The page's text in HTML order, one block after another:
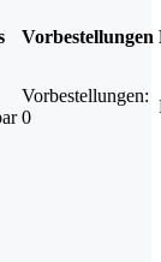
Vorbestellungen
Vorbestellungen:
0